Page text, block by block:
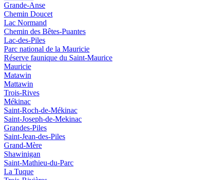
Grande-Anse
Chemin Doucet
Lac Normand
Chemin des Bêtes-Puantes
Lac-des-Piles
Parc national de la Mauricie
Réserve faunique du Saint‑Maurice
Mauricie
Matawin
Mattawin
Trois-Rives
Mékinac
Saint-Roch-de-Mékinac
Saint-Joseph-de-Mekinac
Grandes-Piles
Saint-Jean-des-Piles
Grand-Mère
Shawinigan
Saint-Mathieu-du-Parc
La Tuque